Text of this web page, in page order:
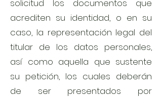
solicitud los documentos que
acrediten su identidad, o en su
caso, la representación legal del
titular de los datos personales,
así como aquella que sustente
su petición, los cuales deberán
de ser presentados por